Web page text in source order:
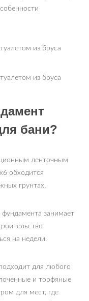
бани?
ленточным
обходится
грунтах.
фундамента занимает
на недели.
для любого
и торфяные
для мест, где